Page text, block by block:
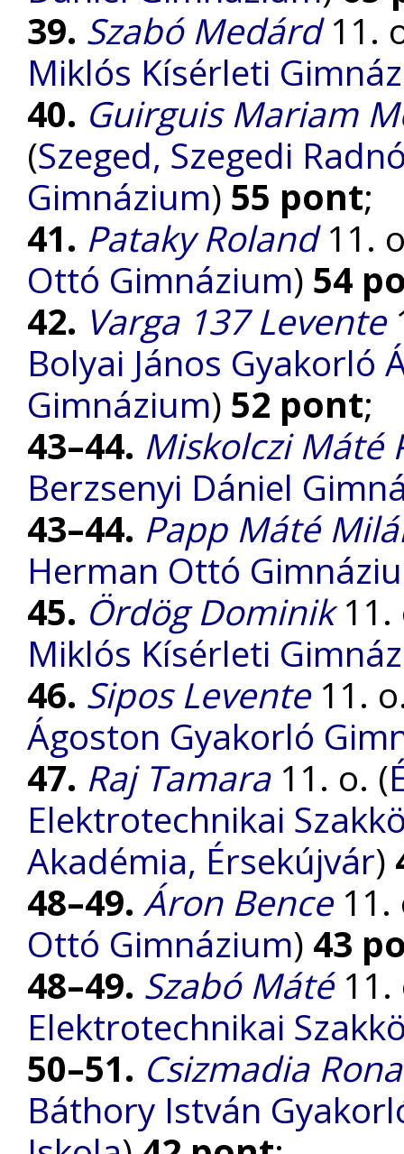
39. Szabó Medárd11.
Miklós Kísérleti
40. Guirguis Mariam
(Szeged, Szegedi
Gimnázium) 55 pont;
41. Pataky Roland11.
Ottó Gimnázium) 54
42. Varga 137 Levente
Bolyai János Gyakorló
Gimnázium) 52 pont;
43–44. Miskolczi Máté
Berzsenyi Dániel
43–44. Papp Máté
Herman Ottó
45. Ördög Dominik11.
Miklós Kísérleti
46. Sipos Levente11.
Ágoston Gyakorló
47. Raj Tamara11. o. (
Elektrotechnikai
Akadémia, Érsekújvár)
48–49. Áron Bence11.
Ottó Gimnázium) 43
48–49. Szabó Máté11.
Elektrotechnikai
50–51. Csizmadia
Báthory István